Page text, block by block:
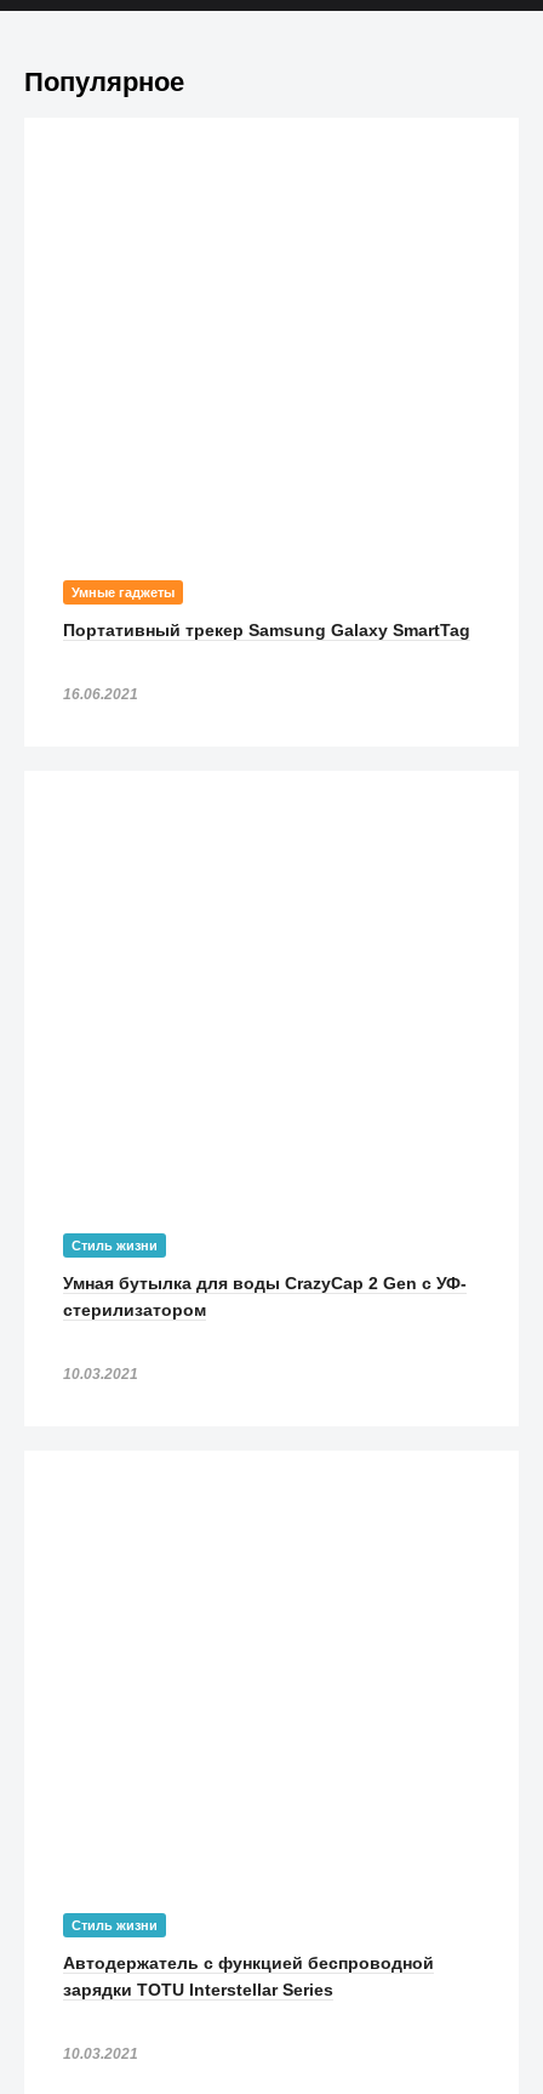
Популярное
Умные гаджеты
Портативный трекер Samsung Galaxy SmartTag
16.06.2021
Стиль жизни
Умная бутылка для воды CrazyCap 2 Gen с УФ-
стерилизатором
10.03.2021
Стиль жизни
Автодержатель с функцией беспроводной
зарядки TOTU Interstellar Series
10.03.2021